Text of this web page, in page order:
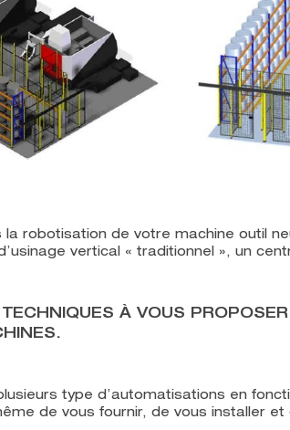
robotisation de votre machine outil
vertical « traditionnel », un
À VOUS
type d’automatisations en
de vous fournir, de vous installer